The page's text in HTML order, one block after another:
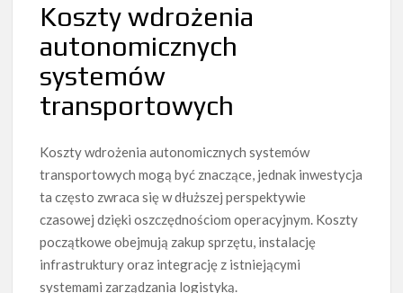
Koszty wdrożenia
autonomicznych
systemów
transportowych
Koszty wdrożenia autonomicznych systemów
transportowych mogą być znaczące, jednak inwestycja
ta często zwraca się w dłuższej perspektywie
czasowej dzięki oszczędnościom operacyjnym. Koszty
początkowe obejmują zakup sprzętu, instalację
infrastruktury oraz integrację z istniejącymi
systemami zarządzania logistyką.